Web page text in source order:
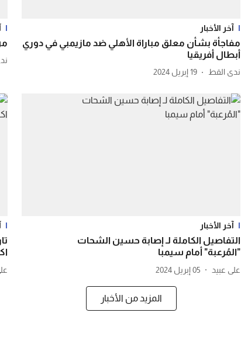
آخر الأخبار
مفاجأة بشأن معلق مباراة الأهلي ضد مازيمبي في دوري
أبطال أفريقيا
ندى القط 19 إبريل 2024
آخر الأخبار
التفاصيل الكاملة لـ إصابة حسين الشحات
"المُرعبة" أمام سيمبا
05 إبريل 2024
المزيد من الأخبار